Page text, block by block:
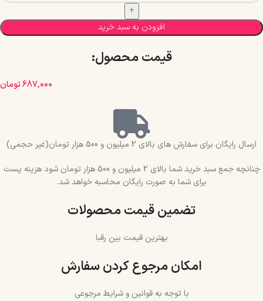
افزودن به سبد خرید
قیمت محصول:​
687,000تومان
ارسال رایگان برای سفارش های بالای 2 میلیون و 500 هزار تومان(غیر حجمی)
چنانچه جمع سبد خرید شما بالای 2 میلیون و 500 هزار تومان شود هزینه پست
برای شما به صورت رایگان محاسبه خواهد شد.
تضمین قیمت محصولات
بهترین قیمت بین رقبا
امکان مرجوع کردن سفارش
با توجه به قوانین و شرایط مرجوعی